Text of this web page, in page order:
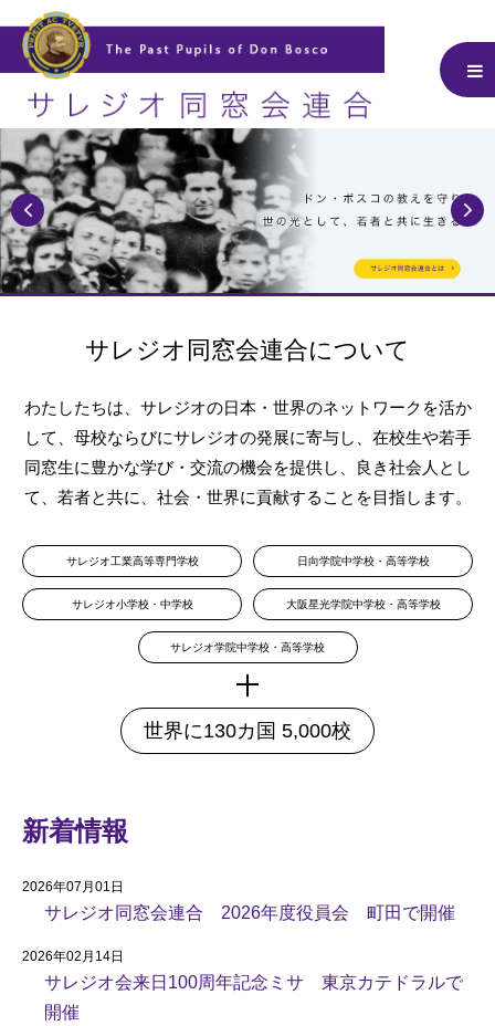
サレジオ同窓会連合について
わたしたちは、サレジオの日本・世界のネットワークを活か
して、 母校ならびにサレジオの発展に寄与し、在校生や若手
同窓生に豊かな学び・交流の機会を提供し、
良き社会人とし
て、若者と共に、社会・世界に貢献することを目指します。
サレジオ工業高等専門学校 日向学院中学校・高等学校
サレジオ小学校・中学校 大阪星光学院中学校・高等学校
サレジオ学院中学校・高等学校
世界に130カ国 5,000校
新着情報
2026年07月01日
サレジオ同窓会連合 2026年度役員会 町田で開催
2026年02月14日
サレジオ会来日100周年記念ミサ 東京カテドラルで
開催